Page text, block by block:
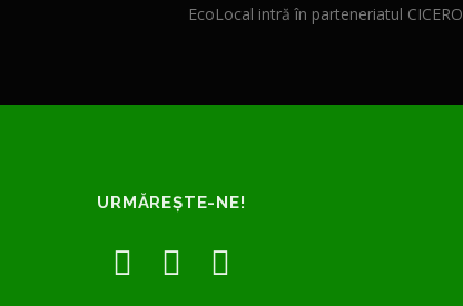
EcoLocal intră în parteneriatul CICERO
URMĂREȘTE-NE!